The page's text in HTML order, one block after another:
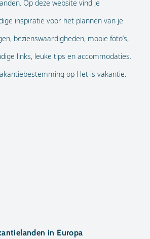
Op deze website vind je
inspiratie voor het plannen van je
bezienswaardigheden, mooie foto’s,
links, leuke tips en accommodaties.
op Het is vakantie.
in Europa